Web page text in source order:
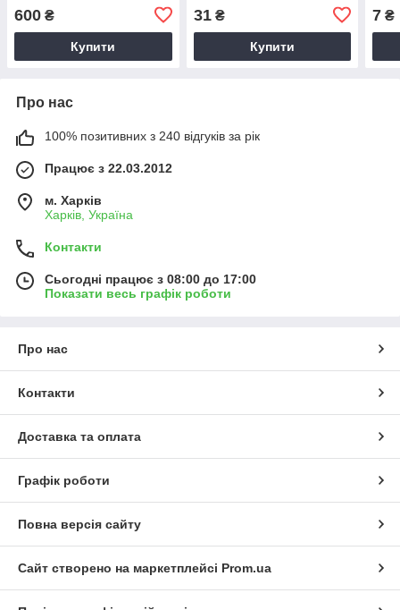
600 ₴
Купити
31₴
Купити
7 ₴
Про нас
100% позитивних з 240 відгуків за рік
Працює з 22.03.2012
м. Харків
Харків, Україна
Контакти
Сьогодні працює з 08:00 до 17:00
Показати весь графік роботи
Про нас
Контакти
Доставка та оплата
Графік роботи
Повна версія сайту
Сайт створено на маркетплейсі Prom.ua